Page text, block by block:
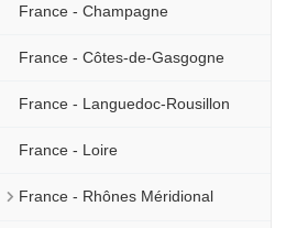
France - Champagne
France - Côtes-de-Gasgogne
France - Languedoc-Rousillon
France - Loire
France - Rhônes Méridional